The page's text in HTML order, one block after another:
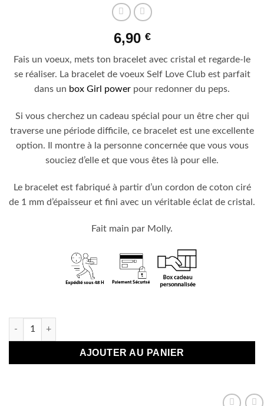
6,90 €
Fais un voeux, mets ton bracelet avec cristal et regarde-le
se réaliser. La bracelet de voeux Self Love Club est parfait
dans un box Girl power pour redonner du peps.
Si vous cherchez un cadeau spécial pour un être cher qui
traverse une période difficile, ce bracelet est une excellente
option. Il montre à la personne concernée que vous vous
souciez d’elle et que vous êtes là pour elle.
Le bracelet est fabriqué à partir d’un cordon de coton ciré
de 1 mm d’épaisseur et fini avec un véritable éclat de cristal.
Fait main par Molly.
quantité de Bracelet avec cristal "Self Love Club"
AJOUTER AU PANIER